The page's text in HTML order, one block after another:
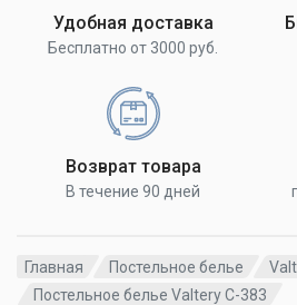
Удобная доставка
Бесплатно от 3000 руб.
Возврат товара
В течение 90 дней
Главная Постельное белье
Постельное белье Valtery C-383